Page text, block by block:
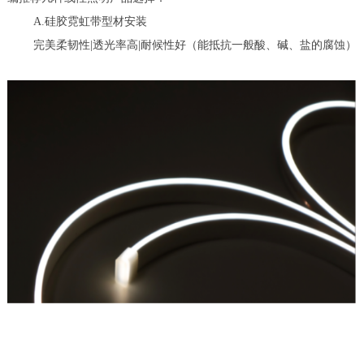
A.硅胶霓虹带型材安装
完美柔韧性|透光率高|耐候性好（能抵抗一般酸、碱、盐的腐蚀）